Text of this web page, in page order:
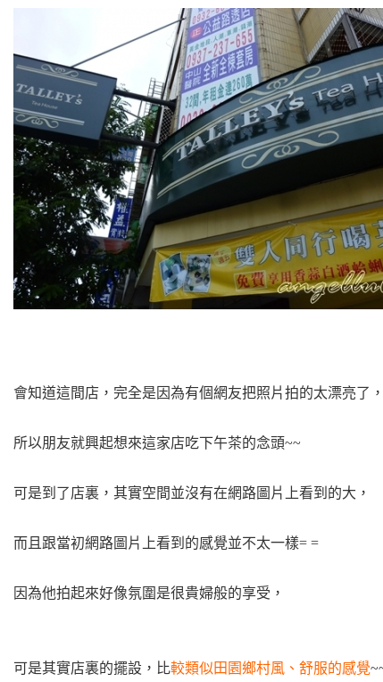
會知道這間店，完全是因為有個網友把照片拍的太漂亮了，
所以朋友就興起想來這家店吃下午茶的念頭~~
可是到了店裏，其實空間並沒有在網路圖片上看到的大，
而且跟當初網路圖片上看到的感覺並不太一樣= =
因為他拍起來好像氛圍是很貴婦般的享受，
可是其實店裏的擺設，比較類似田園鄉村風、舒服的感覺